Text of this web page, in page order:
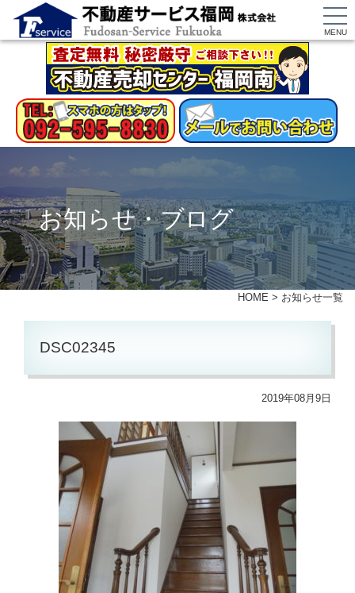
MENU
お知らせ・ブログ
HOME > お知らせ一覧
DSC02345
2019年08月9日